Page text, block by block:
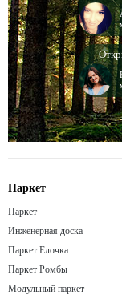
Паркет
Паркет
Инженерная доска
Паркет Елочка
Паркет Ромбы
Модульный паркет